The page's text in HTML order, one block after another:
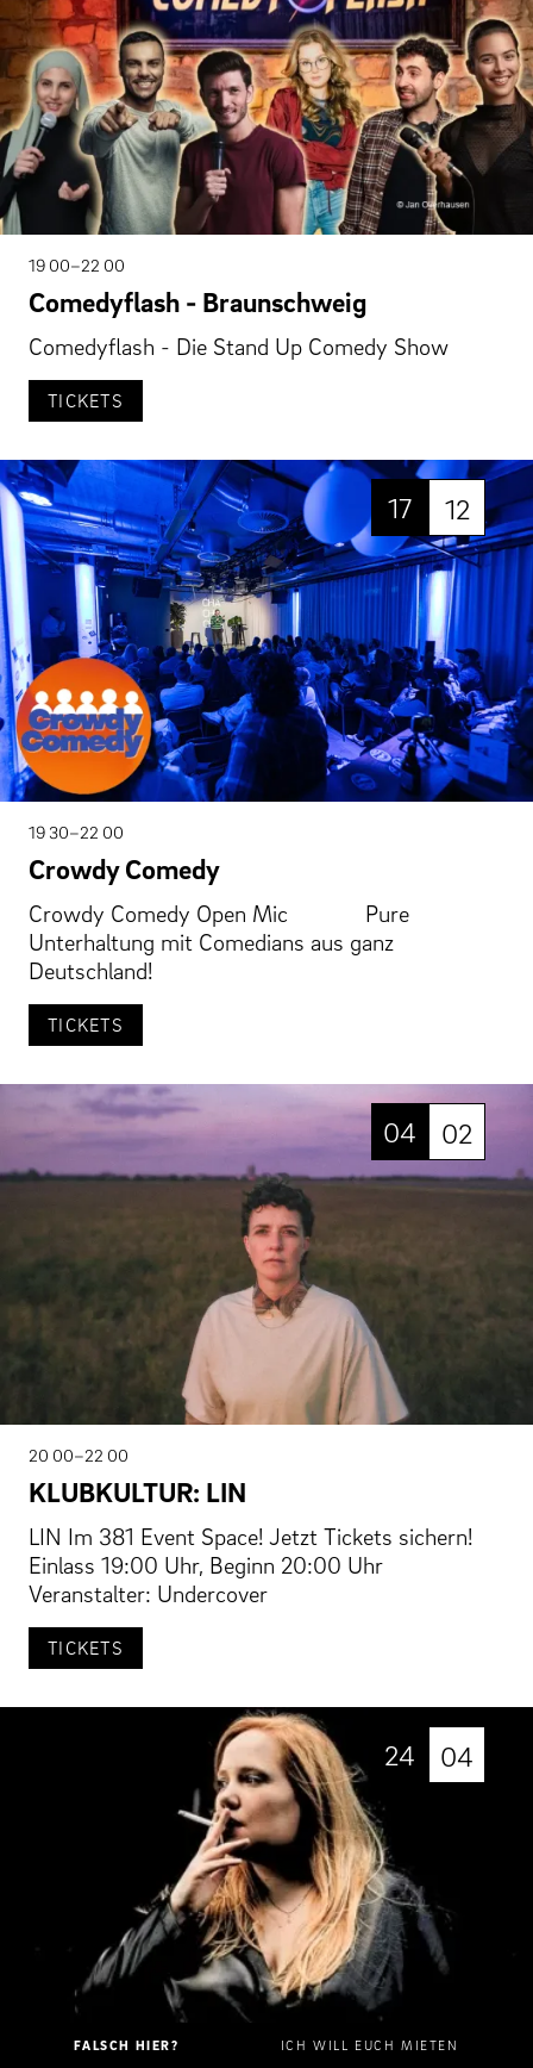
19 00–22 00
Comedyflash - Braunschweig
Comedyflash - Die Stand Up Comedy Show
TICKETS
17 12
19 30–22 00
Crowdy Comedy
Crowdy Comedy Open Mic Pure
Unterhaltung mit Comedians aus ganz
Deutschland!
TICKETS
04 02
20 00–22 00
KLUBKULTUR: LIN
LIN Im 381 Event Space! Jetzt Tickets sichern!
Einlass 19:00 Uhr, Beginn 20:00 Uhr
Veranstalter: Undercover
TICKETS
24 04
FALSCH HIER? ICH WILL EUCH MIETEN